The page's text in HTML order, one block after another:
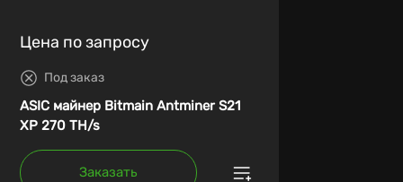
Цена по запросу
Под заказ
ASIC майнер Bitmain Antminer S21
XP 270 TH/s
Заказать